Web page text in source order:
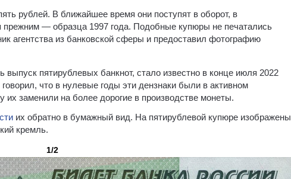
рублей. В ближайшее время они поступят в оборот, в
прежним — образца 1997 года. Подобные купюры не печатались
агентства из банковской сферы и предоставил фотографию
выпуск пятирублевых банкнот, стало известно в конце июля 2022
что в нулевые годы эти дензнаки были в активном
заменили на более дорогие в производстве монеты.
их обратно в бумажный вид. На пятирублевой купюре изображены
кремль.
1/2